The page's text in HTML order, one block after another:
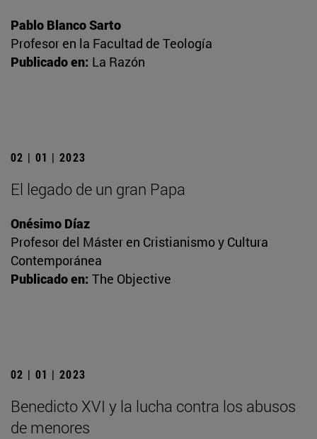
Pablo Blanco Sarto
Profesor en la Facultad de Teología
Publicado en: La Razón
02 | 01 | 2023
El legado de un gran Papa
Onésimo Díaz
Profesor del Máster en Cristianismo y Cultura
Contemporánea
Publicado en: The Objective
02 | 01 | 2023
Benedicto XVI y la lucha contra los abusos
de menores